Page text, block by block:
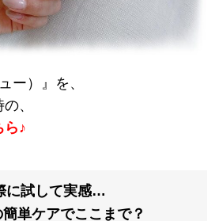
ー）』を、
、
ら♪
に試して実感…
単ケアでここまで？